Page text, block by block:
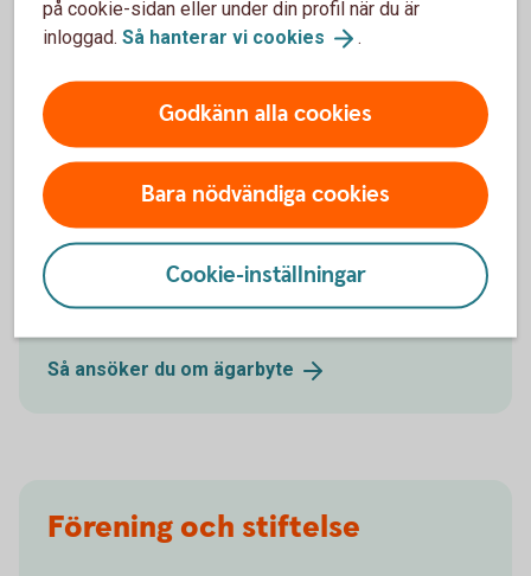
Blekinge.
kommanditbolag
Byt ägare i HB/KB som är kund i
Sparbanken Blekinge
För dig som köpt ett HB/KB som är kund i
Sparbanken Blekinge.
Så ansöker du om ägarbyte
Förening och stiftelse
på cookie-sidan eller under din profil när du är
inloggad. Så hanterar vi cookies .
Godkänn alla cookies
Bara nödvändiga cookies
Cookie-inställningar